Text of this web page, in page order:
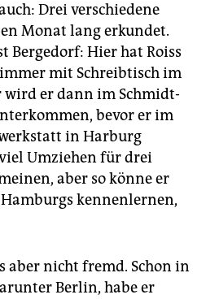
Drei verschiedene
Monat lang erkundet.
Bergedorf: Hier hat Roiss
mit Schreibtisch im
wird er dann im Schmidt-
bevor er im
in Harburg
Umziehen für drei
aber so könne er
kennenlernen,
aber nicht fremd. Schon in
Berlin, habe er